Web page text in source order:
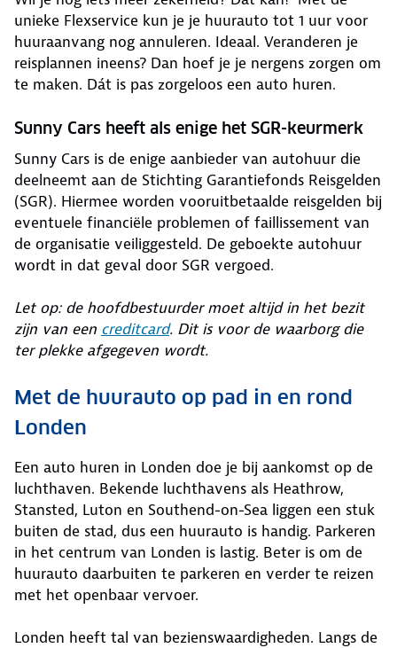
unieke Flexservice kun je je huurauto tot 1 uur voor
huuraanvang nog annuleren. Ideaal. Veranderen je
reisplannen ineens? Dan hoef je je nergens zorgen om
te maken. Dát is pas zorgeloos een auto huren.
Sunny Cars heeft als enige het SGR-keurmerk
Sunny Cars is de enige aanbieder van autohuur die
deelneemt aan de Stichting Garantiefonds Reisgelden
(SGR). Hiermee worden vooruitbetaalde reisgelden bij
eventuele financiële problemen of faillissement van
de organisatie veiliggesteld. De geboekte autohuur
wordt in dat geval door SGR vergoed.
Let op: de hoofdbestuurder moet altijd in het bezit
zijn van een creditcard. Dit is voor de waarborg die
ter plekke afgegeven wordt.
Met de huurauto op pad in en rond
Londen
Een auto huren in Londen doe je bij aankomst op de
luchthaven. Bekende luchthavens als Heathrow,
Stansted, Luton en Southend-on-Sea liggen een stuk
buiten de stad, dus een huurauto is handig. Parkeren
in het centrum van Londen is lastig. Beter is om de
huurauto daarbuiten te parkeren en verder te reizen
met het openbaar vervoer.
Londen heeft tal van bezienswaardigheden. Langs de